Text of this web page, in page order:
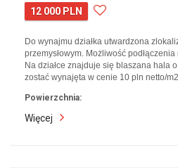
12 000 PLN
Do wynajmu działka utwardzona
przemysłowym. Możliwość
Na działce znajduje się blaszana hala
zostać wynajęta w cenie 10 pln netto/
Powierzchnia:
Więcej